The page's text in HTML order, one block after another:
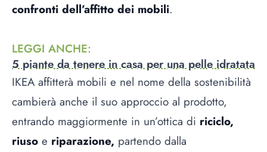
confronti dell’affitto dei mobili.
LEGGI ANCHE:
5 piante da tenere in casa per una pelle idratata
IKEA affitterà mobili e nel nome della sostenibilità
cambierà anche il suo approccio al prodotto,
entrando maggiormente in un’ottica di riciclo,
riuso e riparazione, partendo dalla